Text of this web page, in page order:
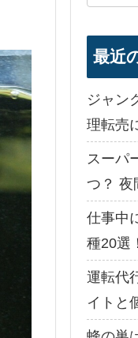
最近
ジャン
理転売
スーパ
つ？ 夜
仕事中
種20選
運転代
イトと